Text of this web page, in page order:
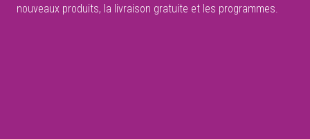
nouveaux produits, la livraison gratuite et les programmes.